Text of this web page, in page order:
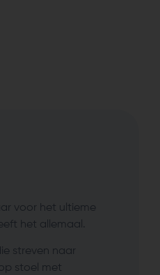
voor het ultieme
het allemaal.
streven naar
stoel met